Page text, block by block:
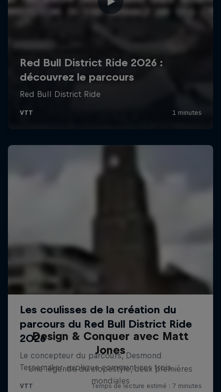
Design & Conquer avec Matt
Jones
Une légende du slopestyle, deux premières
mondiales